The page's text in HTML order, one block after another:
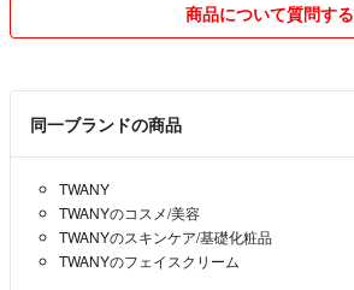
商品について質問する
同一ブランドの商品
TWANY
TWANYのコスメ/美容
TWANYのスキンケア/基礎化粧品
TWANYのフェイスクリーム